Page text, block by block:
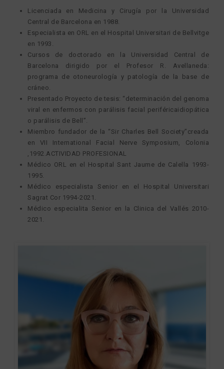
Licenciada en Medicina y Cirugía por la Universidad
Central de Barcelona en 1988.
Especialista en ORL en el Hospital Universitari de Bellvitge
en 1993.
Cursos de doctorado en la Universidad Central de
Barcelona dirigido por el Profesor R. Avellaneda:
programa de otoneurología y patología de la base de
cráneo.
Presentado Proyecto de tesis: “determinación del genoma
viral en enfermos con parálisis facial periféricaidiopática
o parálisis de Bell”.
Miembro fundador de la “Sir Charles Bell Society”creada
en VII International Facial Nerve Symposium, Colonia
,1992.ACTIVIDAD PROFESIONAL
Médico ORL en el Hospital Sant Jaume de Calella 1993-
1995.
Médico especialista Senior en el Hospital Universitari
Sagrat Cor 1994-2021.
Médico especialita Senior en la Clinica del Vallés 2010-
2021.